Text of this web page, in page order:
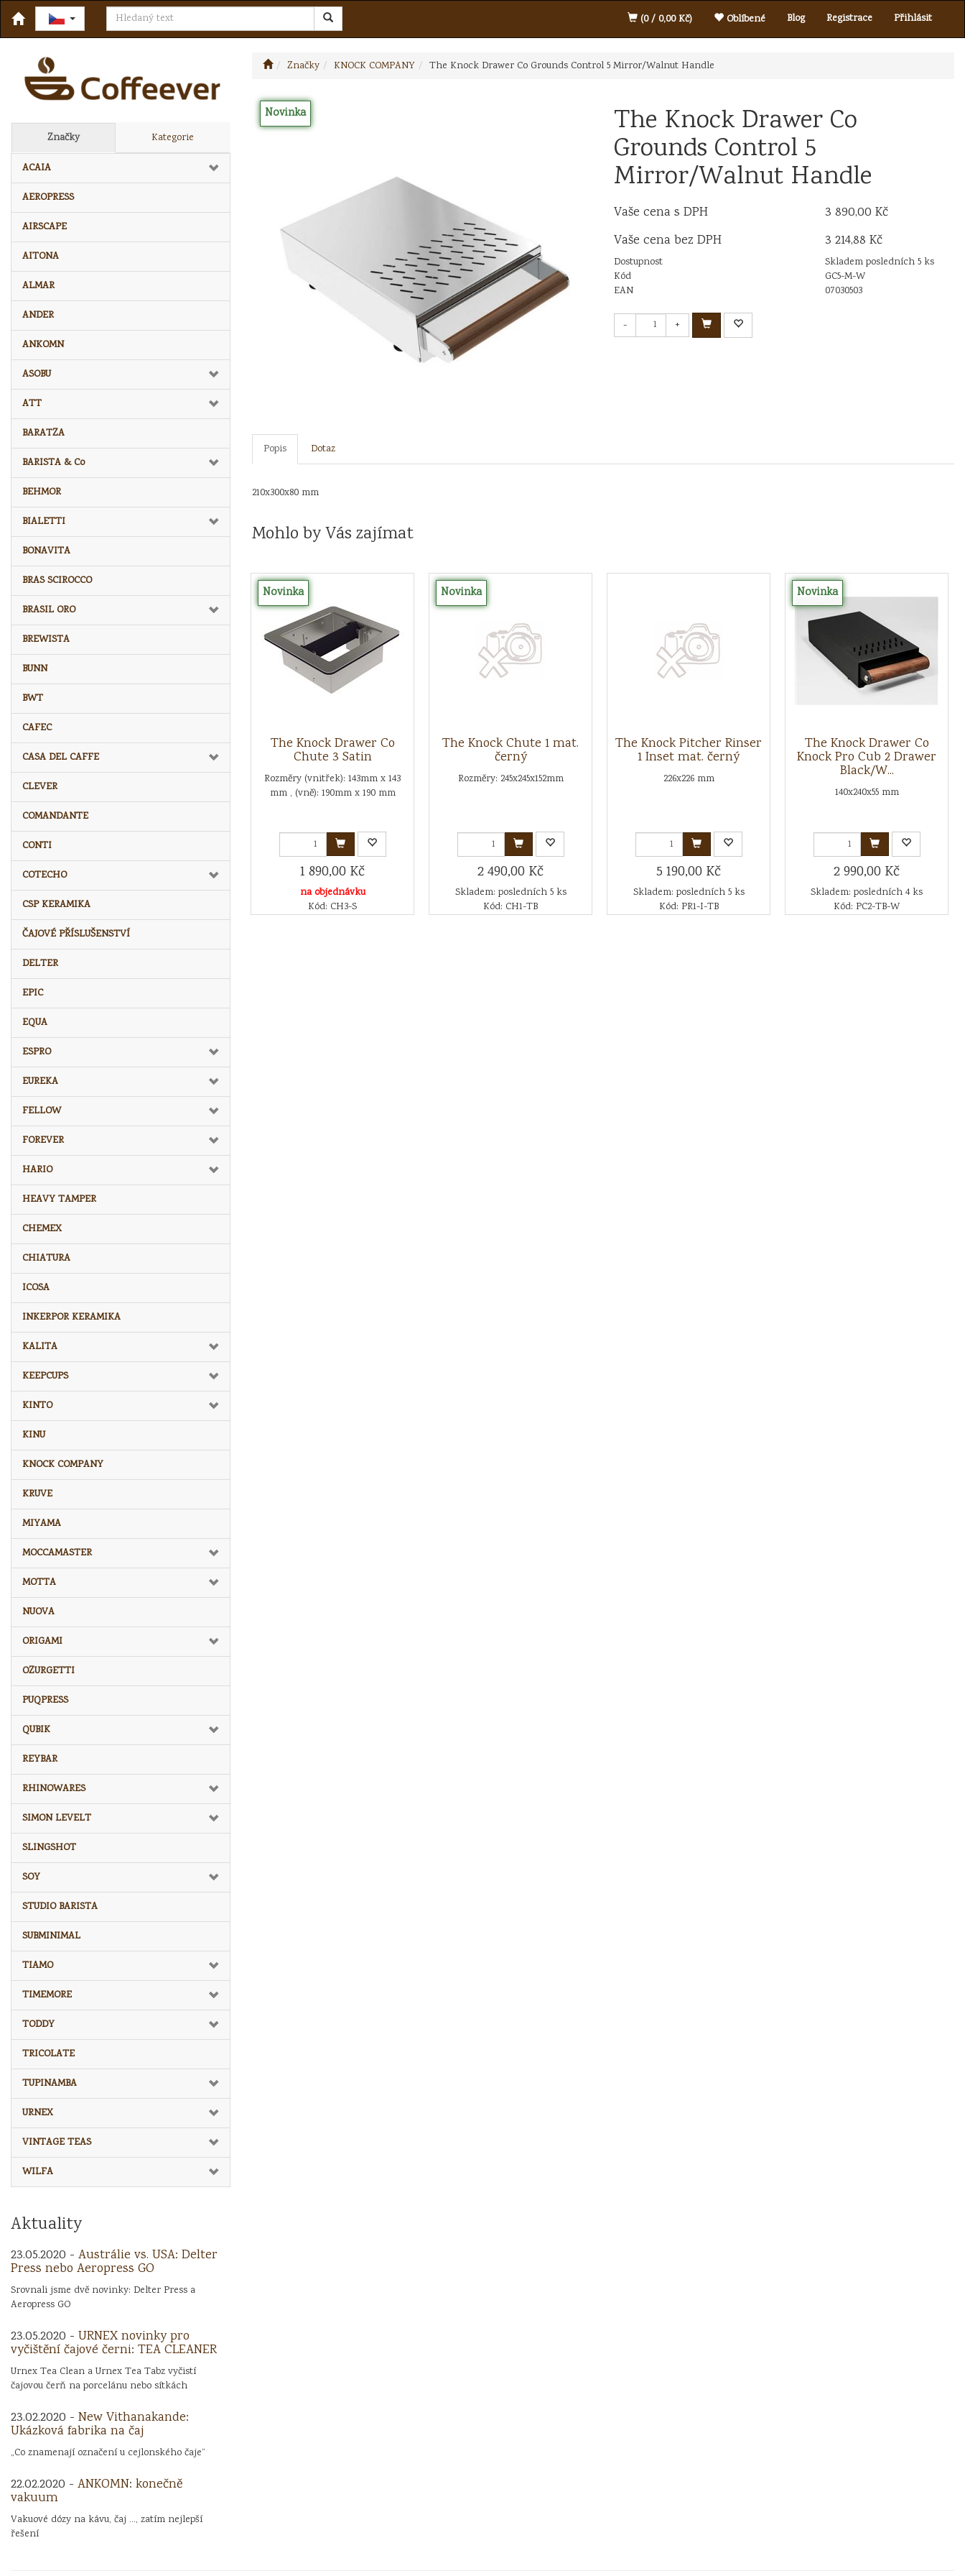
Blog Registrace Přihlásit
(0 / 0,00 Kč) Oblíbené
Značky Kategorie
ACAIA
AEROPRESS
AIRSCAPE
AITONA
ALMAR
ANDER
ANKOMN
ASOBU
ATT
BARATZA
BARISTA & Co
BEHMOR
BIALETTI
BONAVITA
BRAS SCIROCCO
BRASIL ORO
BREWISTA
BUNN
BWT
CAFEC
CASA DEL CAFFE
CLEVER
COMANDANTE
CONTI
COTECHO
CSP KERAMIKA
ČAJOVÉ PŘÍSLUŠENSTVÍ
DELTER
EPIC
EQUA
ESPRO
EUREKA
FELLOW
FOREVER
HARIO
HEAVY TAMPER
CHEMEX
CHIATURA
ICOSA
INKERPOR KERAMIKA
KALITA
KEEPCUPS
KINTO
KINU
KNOCK COMPANY
KRUVE
MIYAMA
MOCCAMASTER
MOTTA
NUOVA
ORIGAMI
OZURGETTI
PUQPRESS
QUBIK
REYBAR
RHINOWARES
SIMON LEVELT
SLINGSHOT
SOY
STUDIO BARISTA
SUBMINIMAL
TIAMO
TIMEMORE
TODDY
TRICOLATE
TUPINAMBA
URNEX
VINTAGE TEAS
WILFA
Aktuality
23.05.2020 - Austrálie vs. USA: Delter
Press nebo Aeropress GO
Srovnali jsme dvě novinky: Delter Press a
Aeropress GO
23.05.2020 - URNEX novinky pro
vyčištění čajové černi: TEA CLEANER
Urnex Tea Clean a Urnex Tea Tabz vyčistí
čajovou čerň na porcelánu nebo sítkách
23.02.2020 - New Vithanakande:
Ukázková fabrika na čaj
„Co znamenají označení u cejlonského čaje“
22.02.2020 - ANKOMN: konečně
vakuum
Vakuové dózy na kávu, čaj ..., zatím nejlepší
řešení
Značky KNOCK COMPANY The Knock Drawer Co Grounds Control 5 Mirror/Walnut Handle
Novinka The Knock Drawer Co
Grounds Control 5
Mirror/Walnut Handle
Vaše cena s DPH
3 890,00 Kč
Vaše cena bez DPH
3 214,88 Kč
Dostupnost
Skladem posledních 5 ks
Kód
GC5-M-W
EAN
07030503
- +
Popis Dotaz
210x300x80 mm
Mohlo by Vás zajímat
Novinka
The Knock Drawer Co
Chute 3 Satin
Rozměry (vnitřek): 143mm x 143
mm , (vně): 190mm x 190 mm
1 890,00 Kč
na objednávku
Kód: CH3-S
Novinka
The Knock Chute 1 mat.
černý
Rozměry: 245x245x152mm
2 490,00 Kč
Skladem: posledních 5 ks
Kód: CH1-TB
The Knock Pitcher Rinser
1 Inset mat. černý
226x226 mm
5 190,00 Kč
Skladem: posledních 5 ks
Kód: PR1-I-TB
Novinka
The Knock Drawer Co
Knock Pro Cub 2 Drawer
Black/W...
140x240x55 mm
2 990,00 Kč
Skladem: posledních 4 ks
Kód: PC2-TB-W